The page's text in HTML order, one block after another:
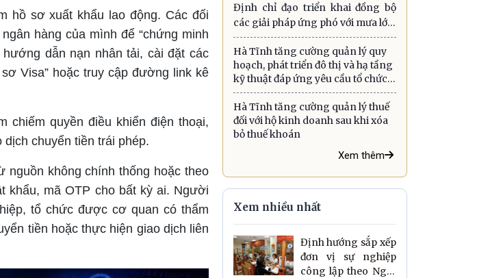
hồ sơ xuất khẩu lao động. Các đối
hàng của mình để “chứng minh
dẫn nạn nhân tải, cài đặt các
Visa” hoặc truy cập đường link kê
chiếm quyền điều khiển điện thoại,
chuyển tiền trái phép.
nguồn không chính thống hoặc theo
khẩu, mã OTP cho bất kỳ ai. Người
tổ chức được cơ quan có thẩm
tiền hoặc thực hiện giao dịch liên
Định chỉ đạo triển khai đồng bộ
các giải pháp ứng phó với mưa lớn,
lũ quét, sạt lở đất và gió mạnh trên
biển
Hà Tĩnh tăng cường quản lý quy
hoạch, phát triển đô thị và hạ tầng
kỹ thuật đáp ứng yêu cầu tổ chức
chính quyền địa phương hai cấp
Hà Tĩnh tăng cường quản lý thuế
đối với hộ kinh doanh sau khi xóa
bỏ thuế khoán
Xem thêm
Xem nhiều nhất
Định hướng sắp xếp
đơn vị sự nghiệp
công lập theo Nghị